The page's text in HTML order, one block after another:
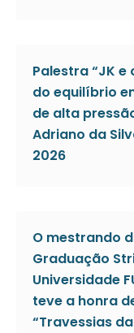
Palestra “JK
do equilíbrio
de alta
Adriano da
2026
O mestrando
Graduação
Universidade
teve a honra
“Travessias